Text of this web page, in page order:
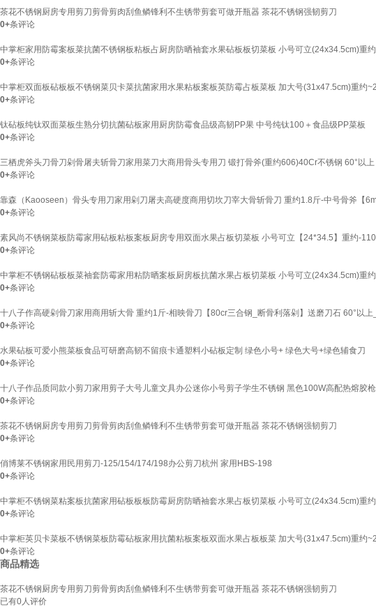
茶花不锈钢厨房专用剪刀剪骨剪肉刮鱼鳞锋利不生锈带剪套可做开瓶器 茶花不锈钢强韧剪刀
0+条评论
中掌柜家用防霉案板菜抗菌不锈钢板粘板占厨房防晒袖套水果砧板板切菜板 小号可立(24x34.5cm)重
0+条评论
中掌柜双面板砧板板不锈钢菜贝卡菜抗菌家用水果粘板案板英防霉占板菜板 加大号(31x47.5cm)重约
0+条评论
钛砧板纯钛双面菜板生熟分切抗菌砧板家用厨房防霉食品级高韧PP果 中号纯钛100＋食品级PP菜板
0+条评论
三栖虎斧头刀骨刀剁骨屠夫斩骨刀家用菜刀大商用骨头专用刀 锻打骨斧(重约606)40Cr不锈钢 60°以
0+条评论
靠森（Kaooseen）骨头专用刀家用剁刀屠夫高硬度商用切坎刀宰大骨斩骨刀 重约1.8斤-中号骨斧【
0+条评论
素风尚不锈钢菜板防霉家用砧板粘板案板厨房专用双面水果占板切菜板 小号可立【24*34.5】重约-
0+条评论
中掌柜不锈钢砧板板菜袖套防霉家用粘防晒案板厨房板抗菌水果占板切菜板 小号可立(24x34.5cm)重
0+条评论
十八子作高硬剁骨刀家用商用斩大骨 重约1斤-相映骨刀【80cr三合钢_断骨利落剁】送磨刀石 60°以
0+条评论
水果砧板可爱小熊菜板食品可研磨高韧不留痕卡通塑料小砧板定制 绿色小号+ 绿色大号+绿色辅食刀
0+条评论
十八子作品质同款小剪刀家用剪子大号儿童文具办公迷你小号剪子学生不锈钢 黑色100W高配热熔胶
0+条评论
茶花不锈钢厨房专用剪刀剪骨剪肉刮鱼鳞锋利不生锈带剪套可做开瓶器 茶花不锈钢强韧剪刀
0+条评论
俏博莱不锈钢家用民用剪刀-125/154/174/198办公剪刀杭州 家用HBS-198
0+条评论
中掌柜不锈钢菜粘案板抗菌家用砧板板板防霉厨房防晒袖套水果占板切菜板 小号可立(24x34.5cm)重
0+条评论
中掌柜英贝卡菜板不锈钢菜板防霉砧板家用抗菌粘板案板双面水果占板板菜 加大号(31x47.5cm)重约
0+条评论
商品精选
茶花不锈钢厨房专用剪刀剪骨剪肉刮鱼鳞锋利不生锈带剪套可做开瓶器 茶花不锈钢强韧剪刀
已有0人评价